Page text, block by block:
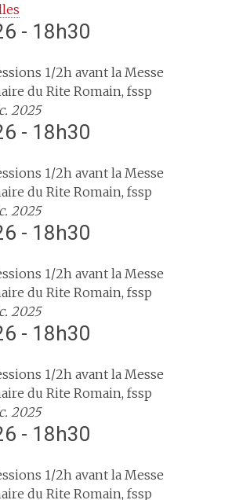
- 18h30
1/2h avant la Messe
du Rite Romain, fssp
2025
- 18h30
1/2h avant la Messe
du Rite Romain, fssp
2025
- 18h30
1/2h avant la Messe
du Rite Romain, fssp
2025
- 18h30
1/2h avant la Messe
du Rite Romain, fssp
2025
- 18h30
1/2h avant la Messe
du Rite Romain, fssp